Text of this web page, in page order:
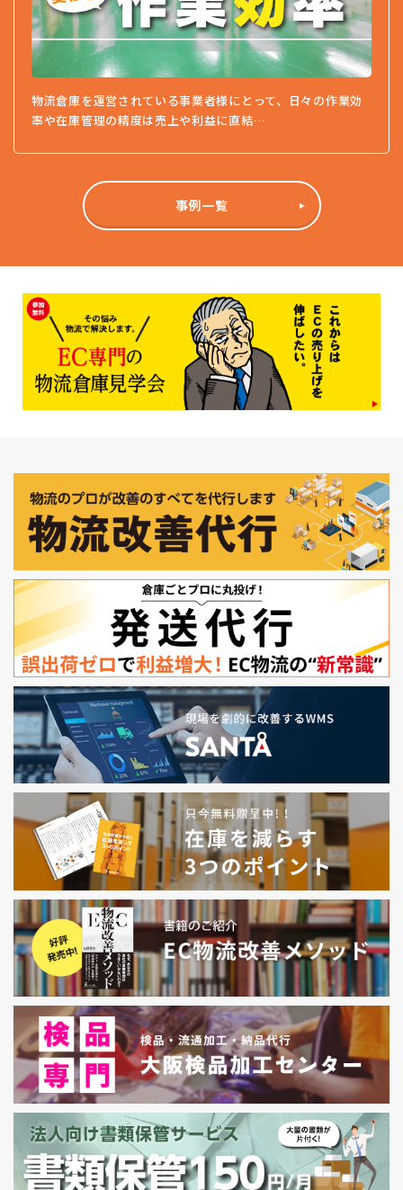
物流倉庫を運営されている事業者様にとって、日々の作業効
率や在庫管理の精度は売上や利益に直結…
事例一覧